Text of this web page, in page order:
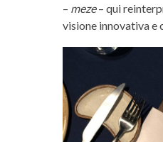
– meze– qui
visione innovativa e